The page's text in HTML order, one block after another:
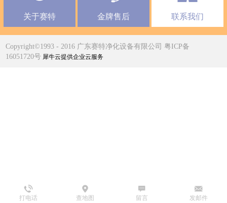
关于赛特 金牌售后 联系我们
Copyright©1993 - 2016 广东赛特净化设备有限公司 粤ICP备
16051720号 犀牛云提供企业云服务
打电话 查地图 发邮件
留言